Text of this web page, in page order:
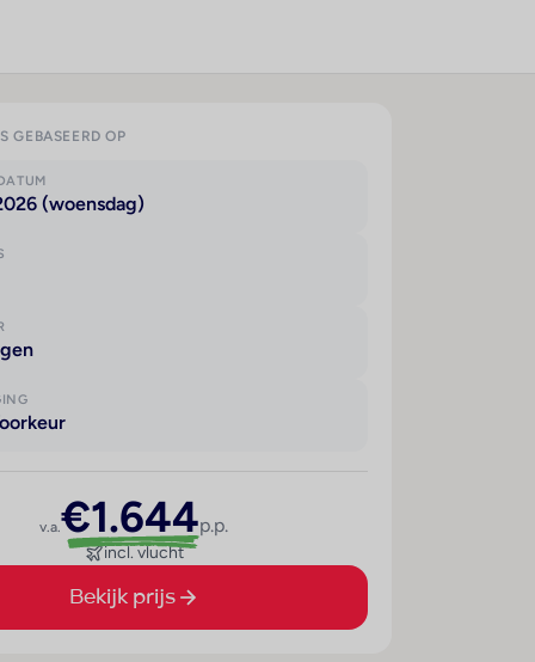
GEBASEERD OP
(woensdag)
v.a.€1.644p.p.
incl. vlucht
Bekijk prijs